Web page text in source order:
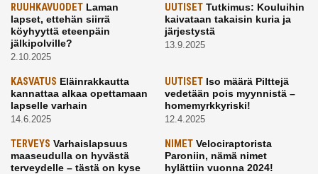
RUUHKAVUODET Laman
lapset, ettehän siirrä
köyhyyttä eteenpäin
jälkipolville?
2.10.2025
UUTISETTutkimus: Kouluihin
kaivataan takaisin kuria ja
järjestystä
13.9.2025
KASVATUS Eläinrakkautta
kannattaa alkaa opettamaan
lapselle varhain
14.6.2025
UUTISETIso määrä Pilttejä
vedetään pois myynnistä –
homemyrkkyriski!
12.4.2025
TERVEYS Varhaislapsuus
maaseudulla on hyvästä
terveydelle – tästä on kyse
NIMETVelociraptorista
Paroniin, nämä nimet
hylättiin vuonna 2024!